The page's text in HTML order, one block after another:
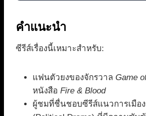
คำแนะนำ
ซีรีส์เรื่องนี้เหมาะสำหรับ:
แฟนตัวยงของจักรวาล Game
หนังสือ Fire & Blood
ผู้ชมที่ชื่นชอบซีรีส์แนวการเมือ